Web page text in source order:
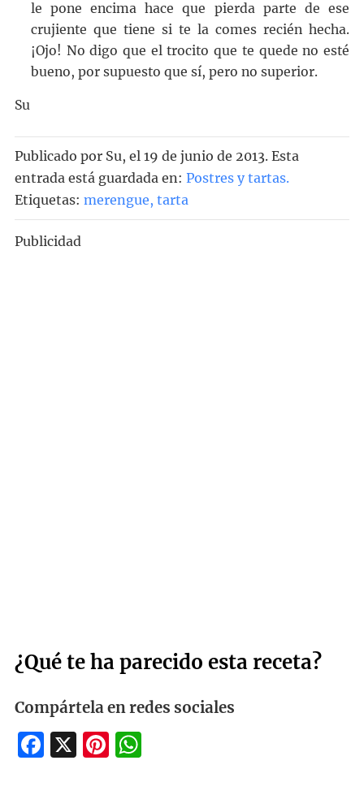
le pone encima hace que pierda parte de ese
crujiente que tiene si te la comes recién hecha.
¡Ojo! No digo que el trocito que te quede no esté
bueno, por supuesto que sí, pero no superior.
Su
Publicado por Su, el 19 de junio de 2013. Esta
entrada está guardada en: Postres y tartas.
Etiquetas: merengue, tarta
Publicidad
¿Qué te ha parecido esta receta?
Compártela en redes sociales
Facebook
X Pinterest
WhatsApp